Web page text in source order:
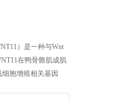
）是一种与Wnt
在鸭骨骼肌成肌
胞增殖相关基因